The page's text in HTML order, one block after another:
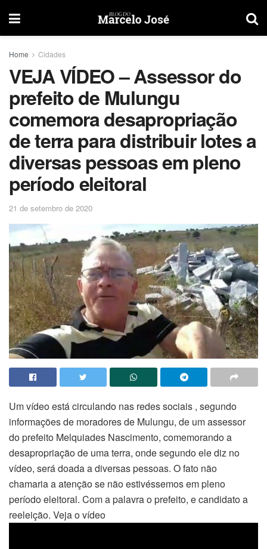
Home Cidades
VEJA VÍDEO – Assessor do
prefeito de Mulungu
comemora desapropriação
de terra para distribuir lotes a
diversas pessoas em pleno
período eleitoral
21 de setembro de 2020
Um vídeo está circulando nas redes sociais , segundo
informações de moradores de Mulungu, de um assessor
do prefeito Melquiades Nascimento, comemorando a
desapropriação de uma terra, onde segundo ele diz no
vídeo, será doada a diversas pessoas. O fato não
chamaria a atenção se não estivéssemos em pleno
período eleitoral. Com a palavra o prefeito, e candidato a
reeleição. Veja o vídeo